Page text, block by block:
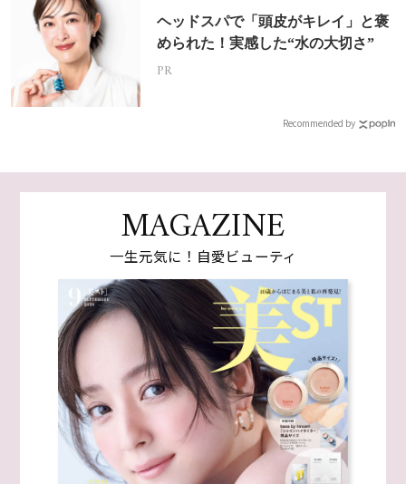
ヘッドスパで「頭皮がキレイ」と褒
められた！実感した“水の大切さ”
PR
Recommended by
MAGAZINE
一生元気に！自愛ビューティ